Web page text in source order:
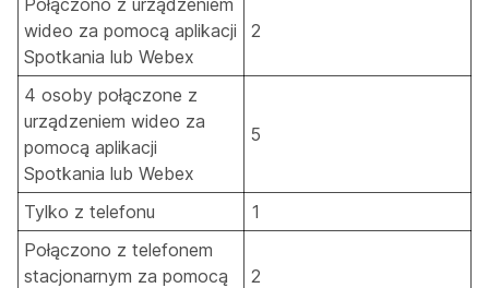
Połączono z urządzeniem
wideo za pomocą aplikacji
Spotkania lub Webex
2
4 osoby połączone z
urządzeniem wideo za
pomocą aplikacji
Spotkania lub Webex
5
Tylko z telefonu
1
Połączono z telefonem
stacjonarnym za pomocą
2